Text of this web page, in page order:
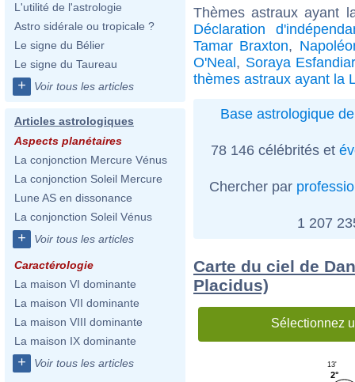
L'utilité de l'astrologie
Astro sidérale ou tropicale ?
Le signe du Bélier
Le signe du Taureau
+ Voir tous les articles
Articles astrologiques
Aspects planétaires
La conjonction Mercure Vénus
La conjonction Soleil Mercure
Lune AS en dissonance
La conjonction Soleil Vénus
+ Voir tous les articles
Caractérologie
La maison VI dominante
La maison VII dominante
La maison VIII dominante
La maison IX dominante
+ Voir tous les articles
Thèmes astraux ayant
Déclaration
Tamar Braxton,
O'Neal, Soraya
thèmes astraux ayant la
Base astrologique
78 146 célébrités et
Chercher par
1 207
Carte du ciel de
Placidus)
Sélectionnez
2°
13'